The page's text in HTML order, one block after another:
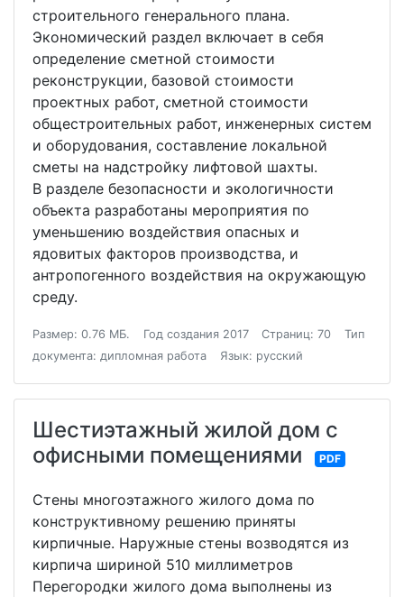
строительного генерального плана.
Экономический раздел включает в себя
определение сметной стоимости
реконструкции, базовой стоимости
проектных работ, сметной стоимости
общестроительных работ, инженерных систем
и оборудования, составление локальной
сметы на надстройку лифтовой шахты.
В разделе безопасности и экологичности
объекта разработаны мероприятия по
уменьшению воздействия опасных и
ядовитых факторов производства, и
антропогенного воздействия на окружающую
среду.
Размер: 0.76 МБ. Год создания 2017 Страниц: 70
Тип
документа: дипломная работа
Язык: русский
Шестиэтажный жилой дом с
офисными помещениями
PDF
Стены многоэтажного жилого дома по
конструктивному решению приняты
кирпичные. Наружные стены возводятся из
кирпича шириной 510 миллиметров
Перегородки жилого дома выполнены из